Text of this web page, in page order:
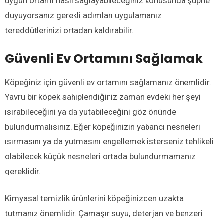
duyuyorsanız gerekli adımları uygulamanız
tereddütlerinizi ortadan kaldırabilir.
Güvenli Ev Ortamını Sağlamak
Köpeğiniz için güvenli ev ortamını sağlamanız önemlidir.
Yavru bir köpek sahiplendiğiniz zaman evdeki her şeyi
ısırabileceğini ya da yutabileceğini göz önünde
bulundurmalısınız. Eğer köpeğinizin yabancı nesneleri
ısırmasını ya da yutmasını engellemek isterseniz tehlikeli
olabilecek küçük nesneleri ortada bulundurmamanız
gereklidir.
Kimyasal temizlik ürünlerini köpeğinizden uzakta
tutmanız önemlidir. Çamaşır suyu, deterjan ve benzeri